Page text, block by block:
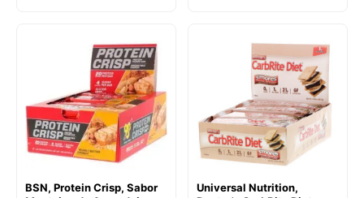
BSN, Protein Crisp, Sabor
Universal Nutrition,